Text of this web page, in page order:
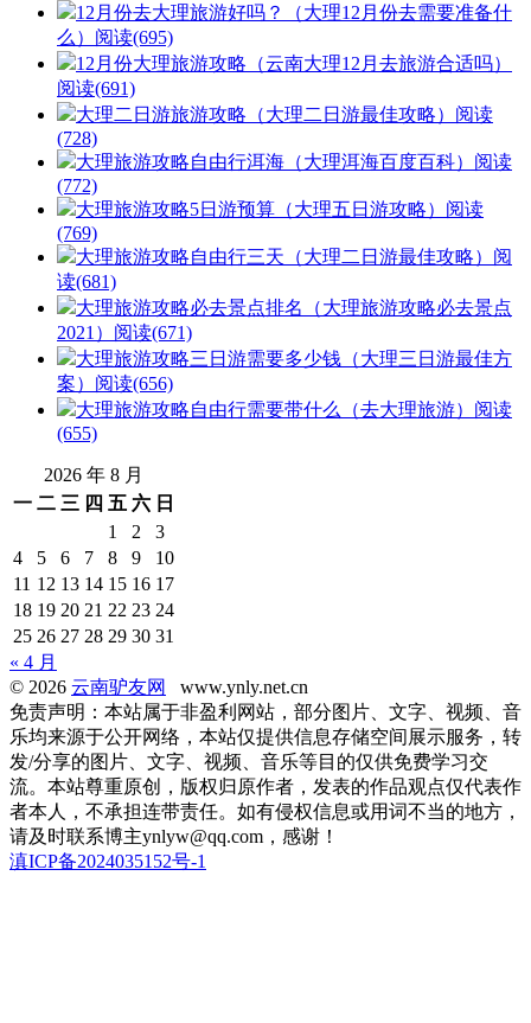
12月份去大理旅游好吗？（大理12月份去需要准备什
么） 阅读(695)
12月份大理旅游攻略（云南大理12月去旅游合适吗）
阅读(691)
大理二日游旅游攻略（大理二日游最佳攻略） 阅读
(728)
大理旅游攻略自由行洱海（大理洱海百度百科） 阅读
(772)
大理旅游攻略5日游预算（大理五日游攻略） 阅读
(769)
大理旅游攻略自由行三天（大理二日游最佳攻略） 阅
读(681)
大理旅游攻略必去景点排名（大理旅游攻略必去景点
2021） 阅读(671)
大理旅游攻略三日游需要多少钱（大理三日游最佳方
案） 阅读(656)
大理旅游攻略自由行需要带什么（去大理旅游） 阅读
(655)
2026 年 8 月
一 二 三 四 五 六 日
1
2
3
4
5 6 7 8 9
10
11 12 13 14 15 16 17
18 19 20 21 22 23 24
25 26 27 28 29 30 31
« 4 月
© 2026 云南驴友网
www.ynly.net.cn
免责声明：本站属于非盈利网站，部分图片、文字、视频、音
乐均来源于公开网络，本站仅提供信息存储空间展示服务，转
发/分享的图片、文字、视频、音乐等目的仅供免费学习交
流。本站尊重原创，版权归原作者，发表的作品观点仅代表作
者本人，不承担连带责任。如有侵权信息或用词不当的地方，
请及时联系博主ynlyw@qq.com，感谢！
滇ICP备2024035152号-1